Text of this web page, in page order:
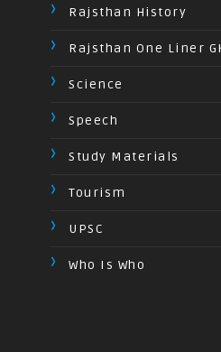
Rajsthan History
Rajsthan One Liner
Science
Speech
Study Materials
Tourism
UPSC
Who Is Who